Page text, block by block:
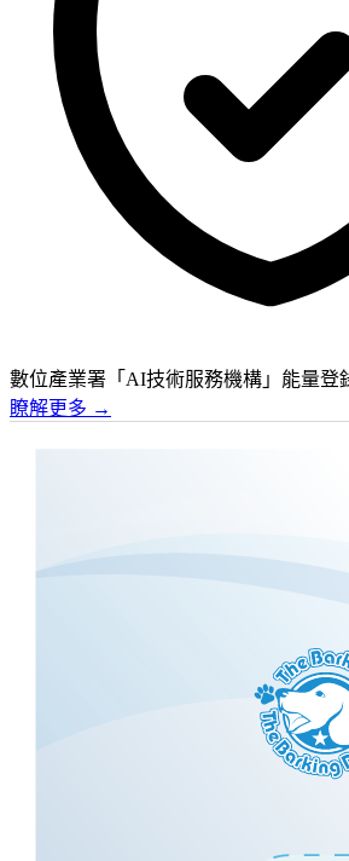
數位產業署「AI技術服務機構」能量登
瞭解更多 →